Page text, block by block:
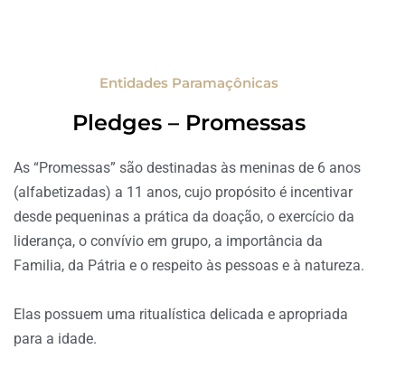
Entidades Paramaçônicas
Pledges – Promessas
As “Promessas” são destinadas às meninas de 6 anos
(alfabetizadas) a 11 anos, cujo propósito é incentivar
desde pequeninas a prática da doação, o exercício da
liderança, o convívio em grupo, a importância da
Familia, da Pátria e o respeito às pessoas e à natureza.
Elas possuem uma ritualística delicada e apropriada
para a idade.